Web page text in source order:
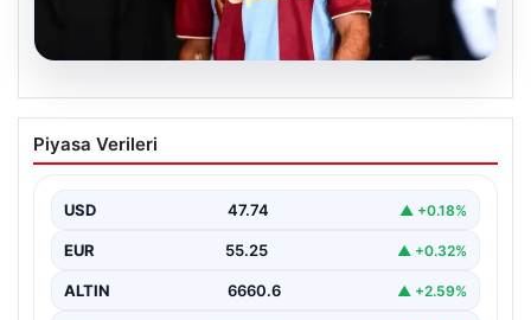
07.08.2026
Trabzonspor’un Göztepe Maçı Kadrosu
Netleşti: Salah Sürprizi
veda edeceği jübile maçında yarın akşam kozlarını
paylaşacak.…
Piyasa Verileri
USD 47.74 ▲ +0.18%
EUR 55.25 ▲ +0.32%
ALTIN 6660.6 ▲ +2.59%